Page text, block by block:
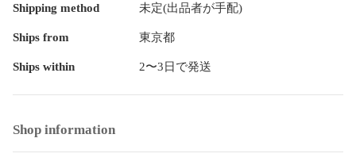
Shipping method 未定(出品者が手配)
Ships from 東京都
Ships within 2〜3日で発送
Shop information